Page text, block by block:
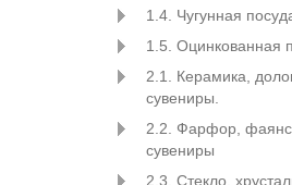
1.4. Чугунная
1.5. Оцинкованная
2.1. Керамика,
сувениры.
2.2. Фарфор, фаянс,
сувениры
2.3. Стекло,